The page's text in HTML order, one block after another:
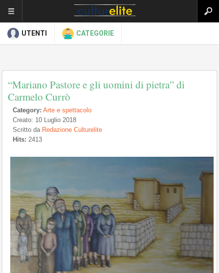
UTENTI CATEGORIE
“Mariano Pastore e gli uomini di pietra” di
Carmelo Currò
Category: Arte e spettacolo
Creato: 10 Luglio 2018
Scritto da Redazione Culturelite
Hits: 2413